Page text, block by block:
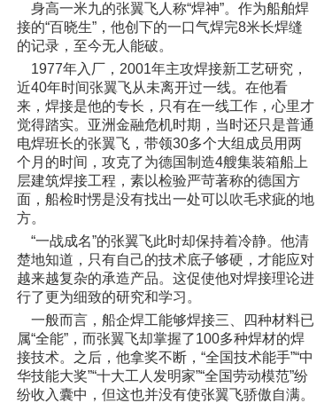
身高一米九的张翼飞人称“焊神”。作为船舶焊
接的“百晓生”，他创下的一口气焊完8米长焊缝
的记录，至今无人能破。
1977年入厂，2001年主攻焊接新工艺研究，
近40年时间张翼飞从未离开过一线。在他看
来，焊接是他的专长，只有在一线工作，心里才
觉得踏实。亚洲金融危机时期，当时还只是普通
电焊班长的张翼飞，带领30多个大组成员用两
个月的时间，攻克了为德国制造4艘集装箱船上
层建筑焊接工程，素以检验严苛著称的德国方
面，船检时愣是没有找出一处可以吹毛求疵的地
方。
“一战成名”的张翼飞此时却保持着冷静。他清
楚地知道，只有自己的技术底子够硬，才能应对
越来越复杂的承造产品。这促使他对焊接理论进
行了更为细致的研究和学习。
一般而言，船企焊工能够焊接三、四种材料已
属“全能”，而张翼飞却掌握了100多种焊材的焊
接技术。之后，他拿奖不断，“全国技术能手”“中
华技能大奖”“十大工人发明家”“全国劳动模范”纷
纷收入囊中，但这也并没有使张翼飞骄傲自满。